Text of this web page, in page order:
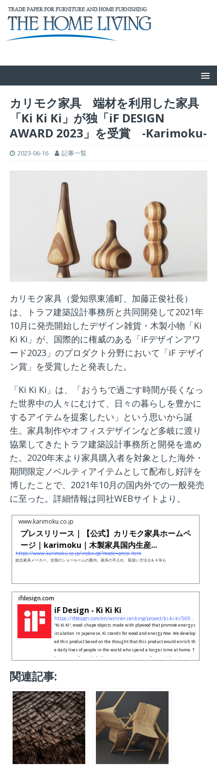
カリモク家具 端材を利用した家具
「Ki Ki Ki」が独「iF DESIGN
AWARD 2023」を受賞 -Karimoku-
2023-06-16 記事一覧
カリモク家具（愛知県東浦町、加藤正俊社長）
は、トラフ建築設計事務所と共同開発して2021年
10月に発売開始したデザイン雑貨・木製小物「Ki
Ki Ki」が、国際的に権威のある「iFデザインアワ
ード2023」のプロダクト分野において「iF デザイ
ン賞」を受賞したと発表した。
「Ki Ki Ki」は、「おうちで過ごす時間が長くなっ
た世界中の人々にむけて、日々の暮らしを豊かに
するアイテムを提案したい」という思いから誕
生。家具制作やオフィスデザインなど多岐に渡り
協業してきたトラフ建築設計事務所と開発を進め
た。2020年末より家具購入者を対象とした海外・
期間限定ノベルティアイテムとして配布し好評を
博したことで、2021年10月の国内外での一般発売
に至った。詳細情報は同社WEBサイトより。
www.karimoku.co.jp
プレスリリース｜【公式】カリモク家具ホームペ
ージ｜karimoku｜木製家具国内生産...
https://www.karimoku.co.jp/index.cgi?mode=press_item
総合家具メーカー。全国のショールームの案内。家具の手入れ、取扱い方法Ｑ＆Ａ等も
ifdesign.com
iF Design - Ki Ki Ki
https://ifdesign.com/en/winner-ranking/project/ki-ki-ki/569011
"Ki Ki Ki", wood-shape objects made with plywood that promote energy c
irculation. In Japanese, Ki stands for wood and energy flow. We develop
ed this product based on the thought that this product would enrich th
e daily lives of people in the world who spend a longer time at home. T
he 3-types of rounded objects are reminiscent of trees with various in
ssage.
関連記事: